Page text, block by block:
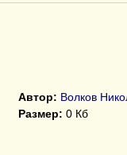
Автор: Волков
Размер: 0 Кб